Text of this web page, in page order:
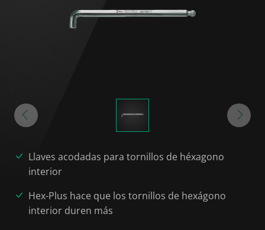
Llaves acodadas para tornillos de héxagono
interior
Hex-Plus hace que los tornillos de hexágono
interior duren más